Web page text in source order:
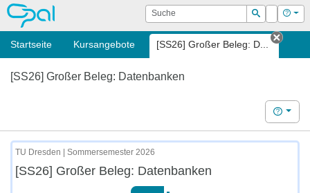
OPAL Suche
Suchen
Login Hilfe
Startseite Kursangebote [SS26] Großer Beleg: D...
Tab
[SS26] Großer Beleg: Datenbanken
Hilfe
TU Dresden | Sommersemester 2026
[SS26] Großer Beleg: Datenbanken